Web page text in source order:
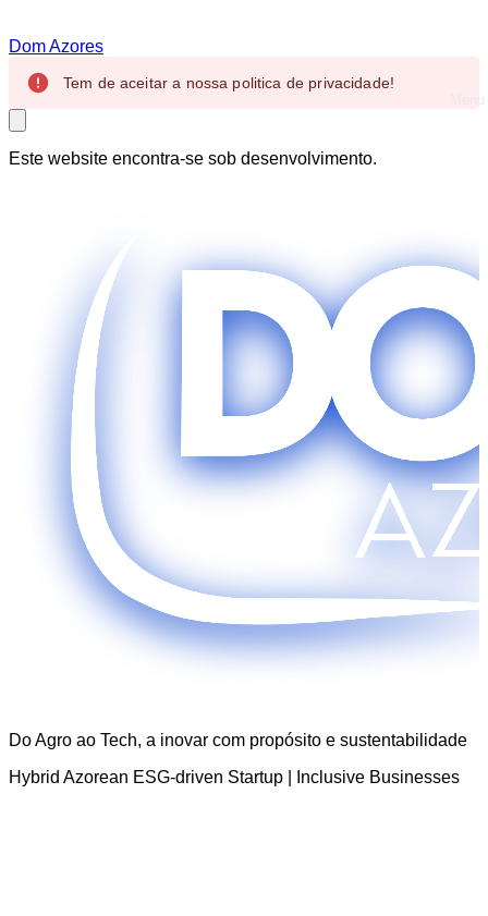
Dom Azores
Sobre
Projetos
Equipa
Contacto
Locais
Tem de aceitar a nossa politica de privacidade!
Este website encontra-se sob desenvolvimento.
Do Agro ao Tech, a inovar com propósito e sustentabilidade
Hybrid Azorean ESG-driven Startup | Inclusive Businesses